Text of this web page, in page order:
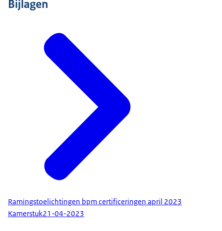
Bijlagen
Ramingstoelichtingen bpm certificeringen april 2023
Kamerstuk21-04-2023